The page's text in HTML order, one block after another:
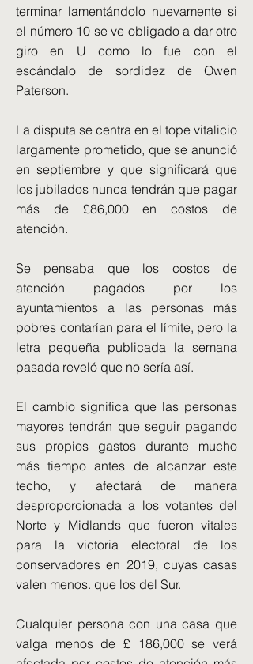
terminar lamentándolo nuevamente si
el número 10 se ve obligado a dar otro
giro en U como lo fue con el
escándalo de sordidez de Owen
Paterson.
La disputa se centra en el tope vitalicio
largamente prometido, que se anunció
en septiembre y que significará que
los jubilados nunca tendrán que pagar
más de £86,000 en costos de
atención.
Se pensaba que los costos de
atención pagados por los
ayuntamientos a las personas más
pobres contarían para el límite, pero la
letra pequeña publicada la semana
pasada reveló que no sería así.
El cambio significa que las personas
mayores tendrán que seguir pagando
sus propios gastos durante mucho
más tiempo antes de alcanzar este
techo, y afectará de manera
desproporcionada a los votantes del
Norte y Midlands que fueron vitales
para la victoria electoral de los
conservadores en 2019, cuyas casas
valen menos. que los del Sur.
Cualquier persona con una casa que
valga menos de £ 186,000 se verá